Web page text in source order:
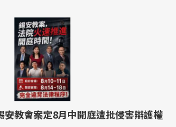
安教會案定8月中開庭遭批侵害辯護權